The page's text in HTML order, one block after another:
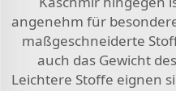
angenehm für
maßgeschneiderte
auch das Gewicht
Leichtere Stoffe eignen